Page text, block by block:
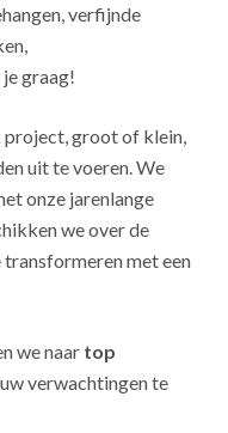
verfijnde
graag!
project, groot of klein,
uit te voeren. We
onze jarenlange
we over de
met een
we naar top
verwachtingen te